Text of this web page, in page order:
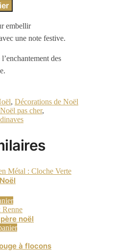
embellir
une note festive.
des
, Décorations de Noël
pas cher,
noël
à flocons